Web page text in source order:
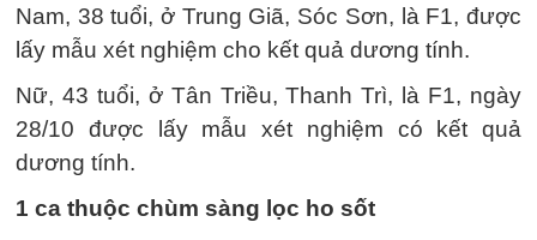
Nam, 38 tuổi, ở Trung Giã, Sóc Sơn, là F1, được
lấy mẫu xét nghiệm cho kết quả dương tính.
Nữ, 43 tuổi, ở Tân Triều, Thanh Trì, là F1, ngày
28/10 được lấy mẫu xét nghiệm có kết quả
dương tính.
1 ca thuộc chùm sàng lọc ho sốt